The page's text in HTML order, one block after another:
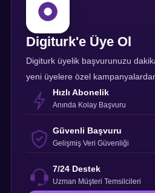
Digiturk'e Üye Ol
Digiturk üyelik başvurunuzu
yeni üyelere özel
Hızlı Abonelik
Anında Kolay Başvuru
Güvenli Başvuru
Gelişmiş Veri Güvenliği
7/24 Destek
Uzman Müşteri Temsilcileri